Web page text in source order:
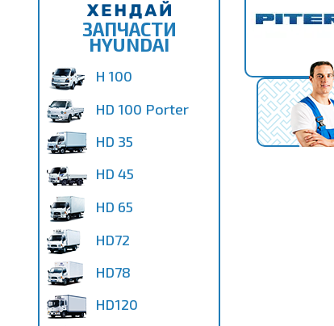
ЗАПЧАСТИ
HYUNDAI
H 100
HD 100 Porter
HD 35
HD 45
HD 65
HD72
HD78
HD120